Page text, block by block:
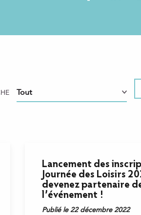
Lancement des
Journée des Loisirs
devenez partenaire
l’événement !
Publié le 22 décembre 2022